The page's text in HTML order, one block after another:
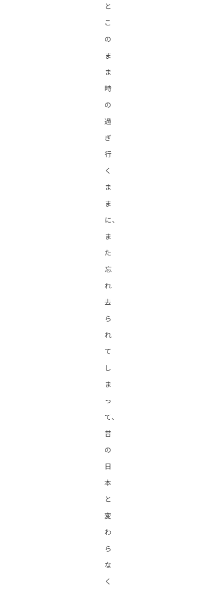
と
こ
の
ま
ま
時
の
過
ぎ
行
く
ま
ま
に、
ま
た
忘
れ
去
ら
れ
て
し
ま
っ
て、
昔
の
日
本
と
変
わ
ら
な
く